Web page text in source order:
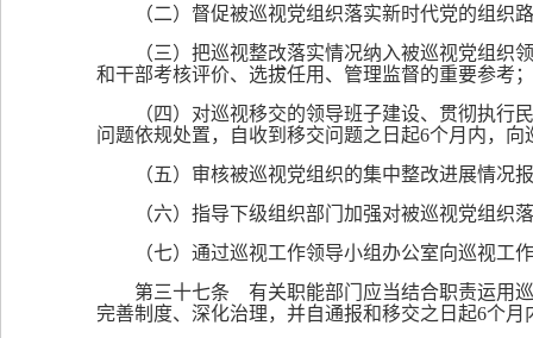
（二）督促被巡视党组织落实新时代党的组
（三）把巡视整改落实情况纳入被巡视党组
和干部考核评价、选拔任用、管理监督的重要参考；
（四）对巡视移交的领导班子建设、贯彻执
问题依规处置，自收到移交问题之日起6个月内，
（五）审核被巡视党组织的集中整改进展情况
（六）指导下级组织部门加强对被巡视党组织
（七）通过巡视工作领导小组办公室向巡视工
第三十七条 有关职能部门应当结合职责运用
完善制度、深化治理，并自通报和移交之日起6个